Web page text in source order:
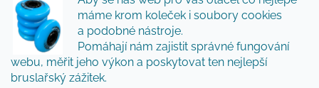
máme krom koleček i soubory cookies
a podobné nástroje.
Pomáhají nám zajistit správné fungování
webu, měřit jeho výkon a poskytovat ten nejlepší
bruslařský zážitek.
o nových produktech na našem e-shopu.
Přidejte se k nám a my Vám budeme zasílat ty nejlepší
novinky a tipy.
E-mail